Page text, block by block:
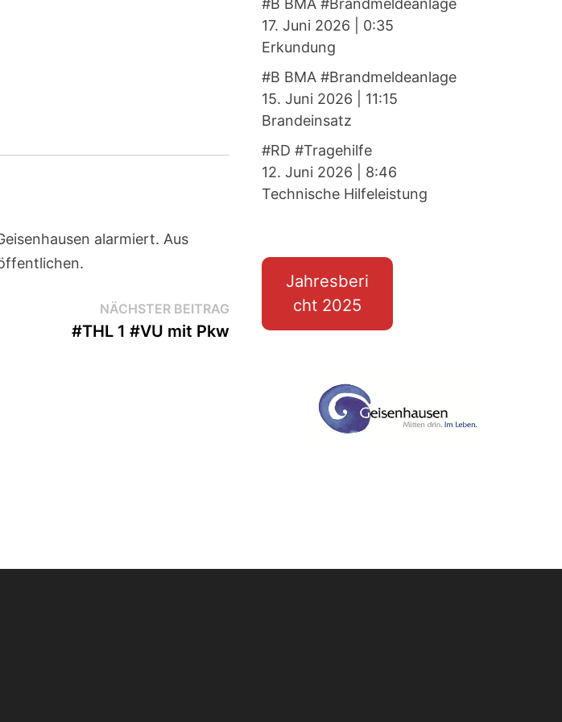
alarmiert. Aus
NÄCHSTER BEITRAGNächster
Beitrag:
#THL 1 #VU mit Pkw
#B BMA #Brandmeldeanlage
17. Juni 2026
0:35
Erkundung
#B BMA #Brandmeldeanlage
15. Juni 2026
11:15
Brandeinsatz
#RD #Tragehilfe
12. Juni 2026
8:46
Technische Hilfeleistung
Jahresberi
cht 2025